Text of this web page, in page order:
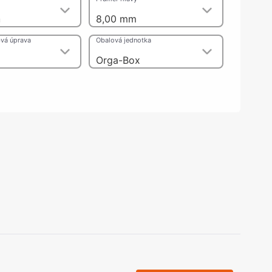
nohy, Nábytkové nohy a
nastavení
kování
kluzáky a kolečka
8,00 mm
úprava
Orga-Box
Obalová jednotka